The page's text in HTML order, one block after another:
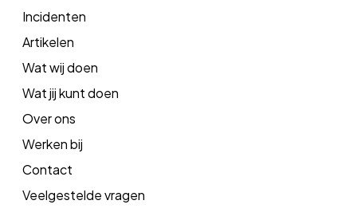
Incidenten
Artikelen
Wat wij doen
Wat jij kunt doen
Over ons
Werken bij
Contact
Veelgestelde vragen